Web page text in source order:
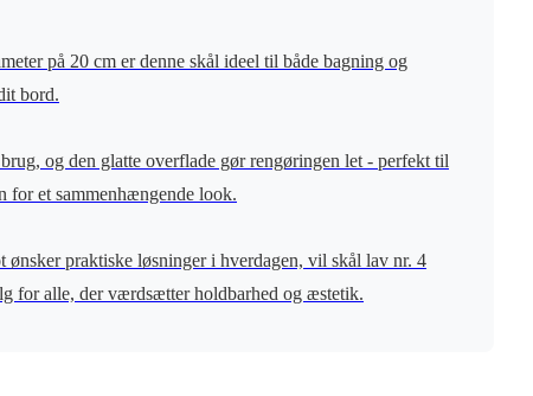
på 20 cm er denne skål ideel til både bagning og
bord.
og den glatte overflade gør rengøringen let - perfekt til
for et sammenhængende look.
praktiske løsninger i hverdagen, vil skål lav nr. 4
for alle, der værdsætter holdbarhed og æstetik.